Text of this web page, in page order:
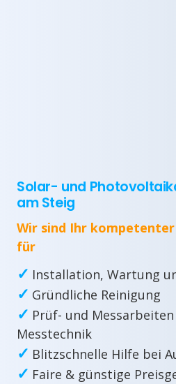
Solar- und
am Steig
Wir sind Ihr
für
✓ Installation, Wartung
✓ Gründliche Reinigung
✓ Prüf- und
Messtechnik
✓ Blitzschnelle Hilfe bei
✓ Faire & günstige